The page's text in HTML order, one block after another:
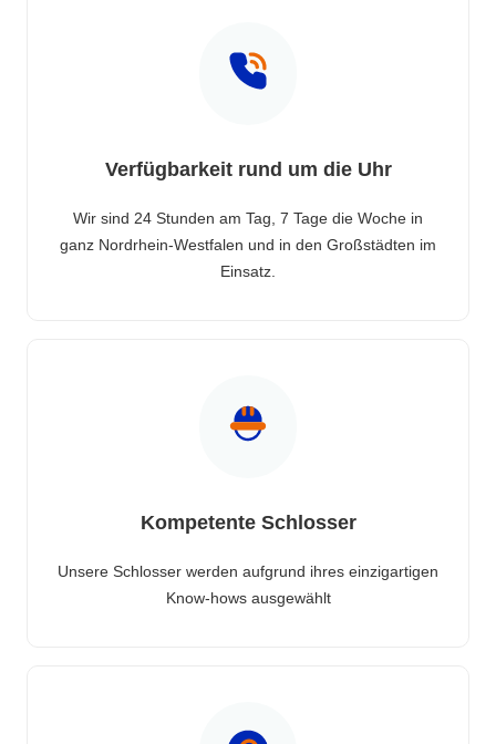
Verfügbarkeit rund um die Uhr
Wir sind 24 Stunden am Tag, 7 Tage die Woche in
ganz Nordrhein-Westfalen und in den Großstädten im
Einsatz.
Kompetente Schlosser
Unsere Schlosser werden aufgrund ihres einzigartigen
Know-hows ausgewählt